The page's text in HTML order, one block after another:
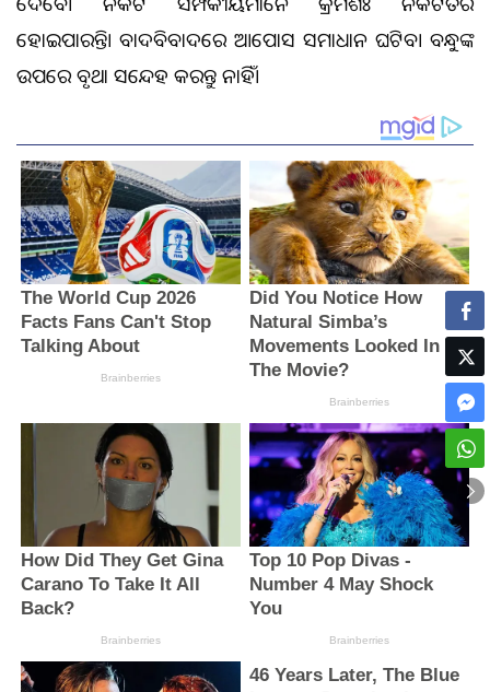
ହୋଇପାରନ୍ତି। ବାଦବିବାଦରେ ଆପୋସ ସମାଧାନ ଘଟିବ। ବନ୍ଧୁଙ୍କ
ଉପରେ ବୃଥା ସନ୍ଦେହ କରନ୍ତୁ ନାହିଁ।